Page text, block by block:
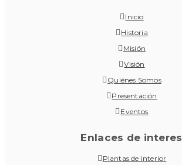
Inicio
Historia
Misión
Visión
Quiénes Somos
Presentación
Eventos
Enlaces de interes
Plantas de interior